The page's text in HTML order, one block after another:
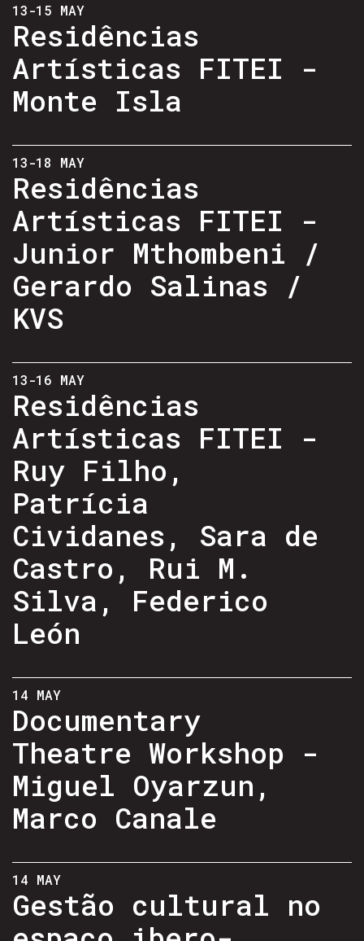
13-15 MAY
Residências
Artísticas FITEI -
Monte Isla
13-18 MAY
Residências
Artísticas FITEI -
Junior Mthombeni /
Gerardo Salinas /
KVS
13-16 MAY
Residências
Artísticas FITEI -
Ruy Filho,
Patrícia
Cividanes, Sara de
Castro, Rui M.
Silva, Federico
León
14 MAY
Documentary
Theatre Workshop -
Miguel Oyarzun,
Marco Canale
14 MAY
Gestão cultural no